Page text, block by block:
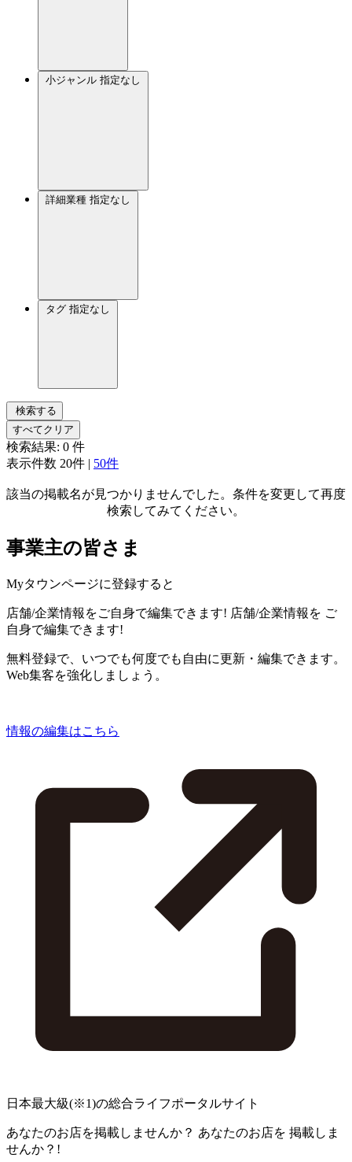
小ジャンル 指定なし
詳細業種 指定なし
タグ 指定なし
検索する
すべてクリア
検索結果: 0 件
表示件数 20件 | 50件
該当の掲載名が見つかりませんでした。条件を変更して再度
検索してみてください。
事業主の皆さま
Myタウンページに登録すると
店舗/企業情報をご自身で編集できます! 店舗/企業情報を ご
自身で編集できます!
無料登録で、いつでも何度でも自由に更新・編集できます。
Web集客を強化しましょう。
情報の編集はこちら
日本最大級(※1)の総合ライフポータルサイト
あなたのお店を掲載しませんか？ あなたのお店を 掲載しま
せんか？!